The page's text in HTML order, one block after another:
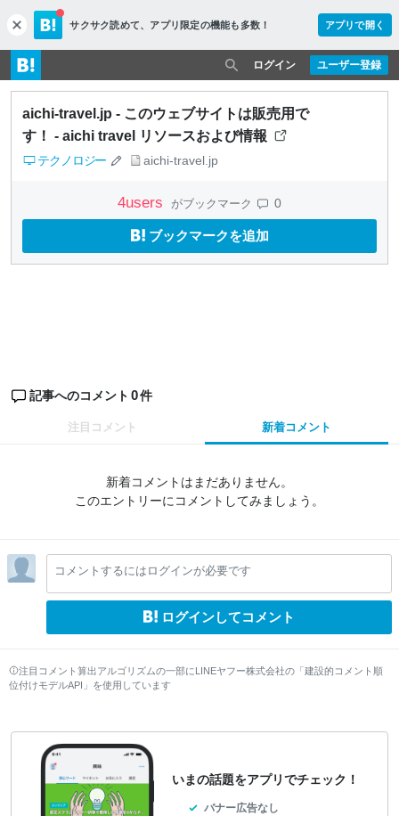
c
l
o
s
e
サクサク読めて、 アプリ限定の機能も多数！ アプリで開く
ユーザー登録
ログイン
aichi-travel.jp - このウェブサイトは販売用で
す！ - aichi travel リソースおよび情報
テクノロジー aichi-travel.jp
4users がブックマーク 0
ブックマークを追加
記事へのコメント 0件
注目コメント 新着コメント
新着コメントはまだありません。
このエントリーにコメントしてみましょう。
コメントするにはログインが必要です
ログインしてコメント
注目コメント算出アルゴリズムの一部にLINEヤフー株式会社の「建設的コメント順
位付けモデルAPI」を使用しています
いまの話題をアプリでチェック！
バナー広告なし